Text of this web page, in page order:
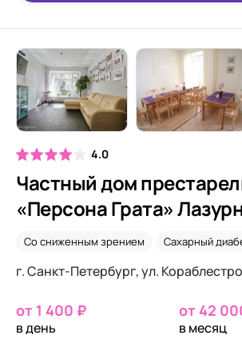
4.0
Частный дом
«Персона Грата»
Со сниженным зрением Сахарный
г. Санкт-Петербург, ул.
от 1 400 ₽
в день
от 42
в месяц